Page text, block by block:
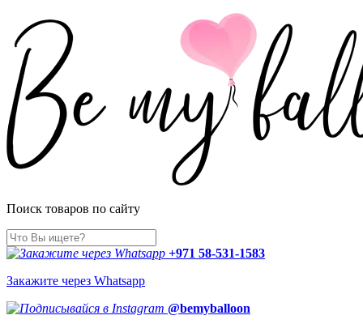
Поиск товаров по сайту
+971 58-531-1583
Закажите через Whatsapp
@bemyballoon